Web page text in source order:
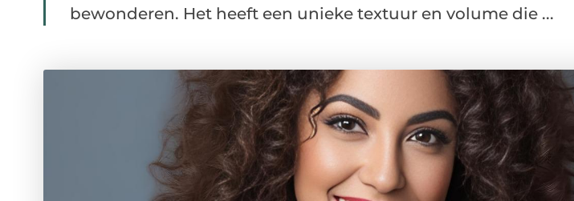
bewonderen. Het heeft een unieke textuur en volume die ...